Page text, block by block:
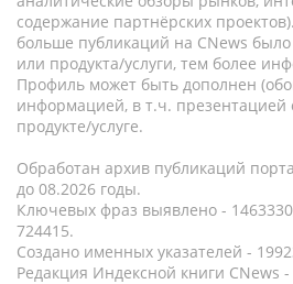
содержание партнёрских
больше публикаций на CNews
или продукта/услуги, тем более
Профиль может быть дополнен
информацией, в т.ч. презентацией
продукте/услуге.
Обработан архив публикаций
до 08.2026 годы.
Ключевых фраз выявлено -
724415.
Создано именных указателей -
Редакция Индексной книги CNews -